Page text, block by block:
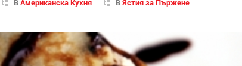
ВАмериканска Кухня ВЯстия за Пържене